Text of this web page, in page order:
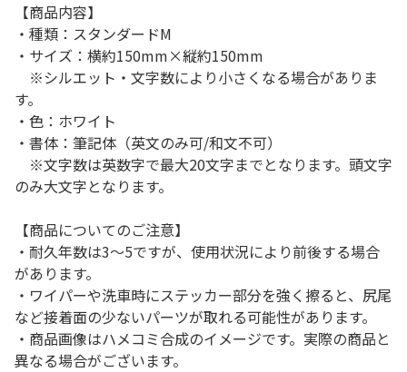
【商品内容】
・種類：スタンダードM
・サイズ：横約150mm×縦約150mm
※シルエット・文字数により小さくなる場合がありま
す。
・色：ホワイト
・書体：筆記体（英文のみ可/和文不可）
※文字数は英数字で最大20文字までとなります。頭文字
のみ大文字となります。
【商品についてのご注意】
・耐久年数は3～5ですが、使用状況により前後する場合
があります。
・ワイパーや洗車時にステッカー部分を強く擦ると、尻尾
など接着面の少ないパーツが取れる可能性があります。
・商品画像はハメコミ合成のイメージです。実際の商品と
異なる場合がございます。